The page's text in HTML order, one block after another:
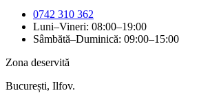
0742 310 362
Luni–Vineri: 08:00–19:00
Sâmbătă–Duminică: 09:00–15:00
Zona deservită
București, Ilfov.